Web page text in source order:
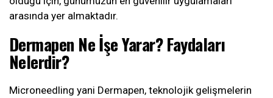
arasında yer almaktadır.
Dermapen Ne İşe Yarar? Faydaları
Nelerdir?
Microneedling yani Dermapen, teknolojik gelişmelerin